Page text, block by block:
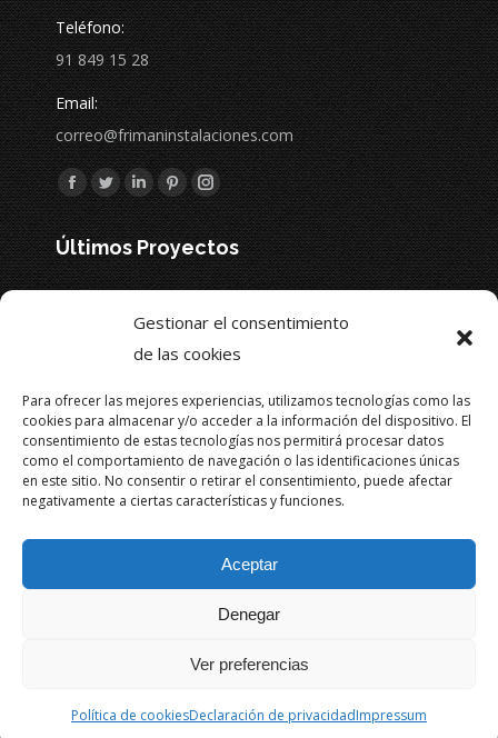
Gestionar el consentimiento
de las cookies
Para ofrecer las mejores experiencias, utilizamos tecnologías como las
cookies para almacenar y/o acceder a la información del dispositivo. El
consentimiento de estas tecnologías nos permitirá procesar datos
como el comportamiento de navegación o las identificaciones únicas
en este sitio. No consentir o retirar el consentimiento, puede afectar
negativamente a ciertas características y funciones.
Aceptar
Denegar
Ver preferencias
Política de cookiesDeclaración de privacidadImpressum
Teléfono:
91 849 15 28
Email:
correo@frimaninstalaciones.com
Encuéntranos en:
Facebook
page
opens
in
Twitter
page
opens
in
Linkedin
page
opens
in
Pinterest
page
opens
in
Instagram
page
opens
in
Últimos Proyectos
Legales
Política de cookies (UE)
Financiado por la Unión Europea - NextGenerationEU
© Friman Instalaciones - 2026 Todos los derechos
Proyecto web realizado poribis computer